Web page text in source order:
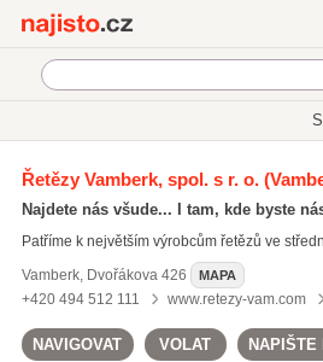
Najisto.cz
řetězové převody(12)
řetězová kola(19)
Řetězy Vamberk, spol. s r. o.
Najdete nás všude... I tam, kde byste
Patříme k největším výrobcům řetězů ve
Vamberk, Dvořákova 426 MAPA
+420 494 512 111 www.retezy-vam.com
NAVIGOVAT VOLAT NAPIŠTE